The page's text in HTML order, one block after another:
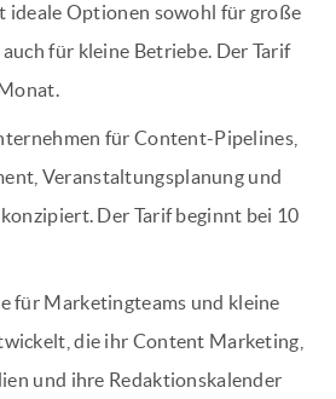
ideale Optionen sowohl für große
für kleine Betriebe. Der Tarif
für Content-Pipelines,
Veranstaltungsplanung und
Der Tarif beginnt bei 10
für Marketingteams und kleine
die ihr Content Marketing,
und ihre Redaktionskalender